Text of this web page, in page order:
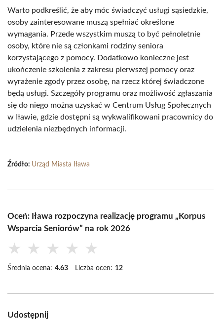
Warto podkreślić, że aby móc świadczyć usługi sąsiedzkie,
osoby zainteresowane muszą spełniać określone
wymagania. Przede wszystkim muszą to być pełnoletnie
osoby, które nie są członkami rodziny seniora
korzystającego z pomocy. Dodatkowo konieczne jest
ukończenie szkolenia z zakresu pierwszej pomocy oraz
wyrażenie zgody przez osobę, na rzecz której świadczone
będą usługi. Szczegóły programu oraz możliwość zgłaszania
się do niego można uzyskać w Centrum Usług Społecznych
w Iławie, gdzie dostępni są wykwalifikowani pracownicy do
udzielenia niezbędnych informacji.
Źródło: Urząd Miasta Iława
Oceń: Iława rozpoczyna realizację programu „Korpus
Wsparcia Seniorów” na rok 2026
★ ★ ★ ★ ★
Średnia ocena: 4.63 Liczba ocen: 12
Udostępnij